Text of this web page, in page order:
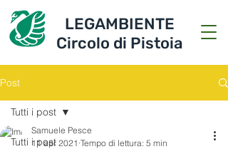
LEGAMBIENTE
Circolo di Pistoia
Post
Tutti i post
Tutti i post
Samuele Pesce
11 apr 2021 Tempo di lettura: 5 min